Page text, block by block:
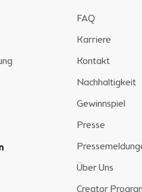
FAQ
Karriere
Kontakt
Nachhaltigkeit
Gewinnspiel
Presse
Über Uns
Creator